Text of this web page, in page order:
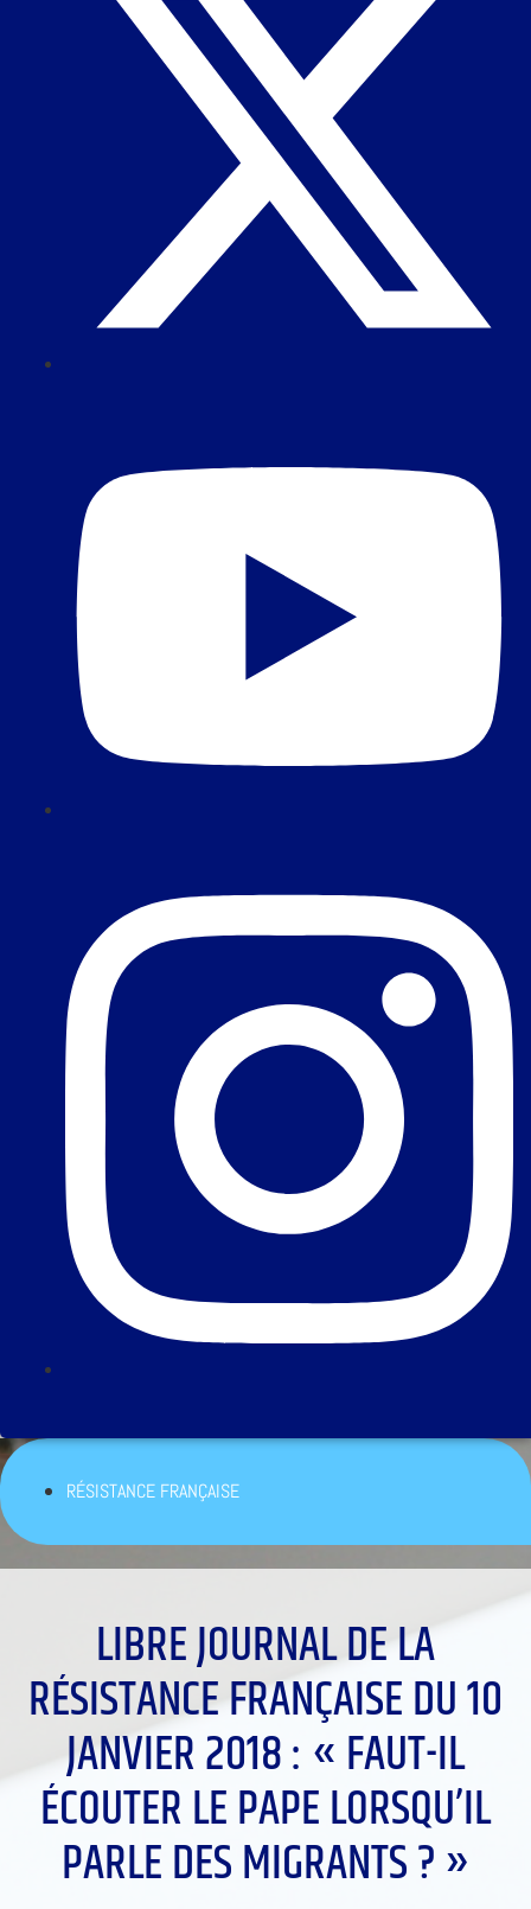
RÉSISTANCE FRANÇAISE
LIBRE JOURNAL DE LA
RÉSISTANCE FRANÇAISE DU 10
JANVIER 2018 : « FAUT-IL
ÉCOUTER LE PAPE LORSQU’IL
PARLE DES MIGRANTS ? »